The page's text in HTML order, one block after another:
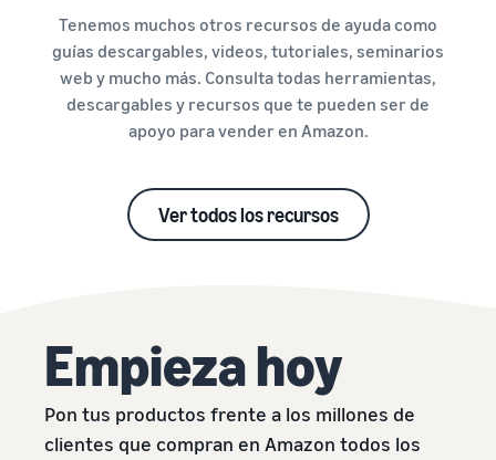
Tenemos muchos otros recursos de ayuda como
guías descargables, videos, tutoriales, seminarios
web y mucho más. Consulta todas herramientas,
descargables y recursos que te pueden ser de
apoyo para vender en Amazon.
Ver todos los recursos
Empieza hoy
Pon tus productos frente a los millones de
clientes que compran en Amazon todos los